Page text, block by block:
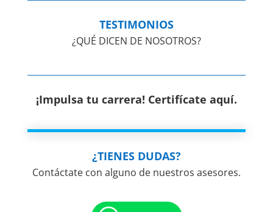
TESTIMONIOS
¿QUÉ DICEN DE NOSOTROS?
¡Impulsa tu carrera! Certifícate aquí.
¿TIENES DUDAS?
Contáctate con alguno de nuestros asesores.